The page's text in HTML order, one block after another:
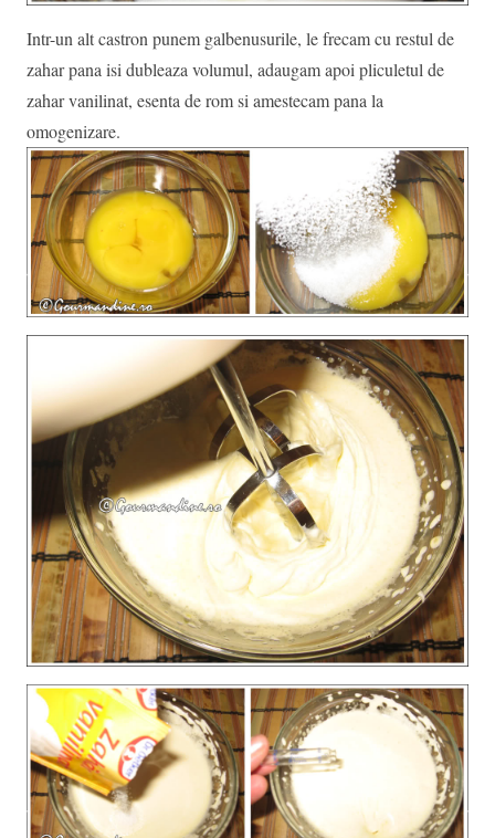
Intr-un alt castron punem galbenusurile, le frecam cu restul de
zahar pana isi dubleaza volumul, adaugam apoi pliculetul de
zahar vanilinat, esenta de rom si amestecam pana la
omogenizare.